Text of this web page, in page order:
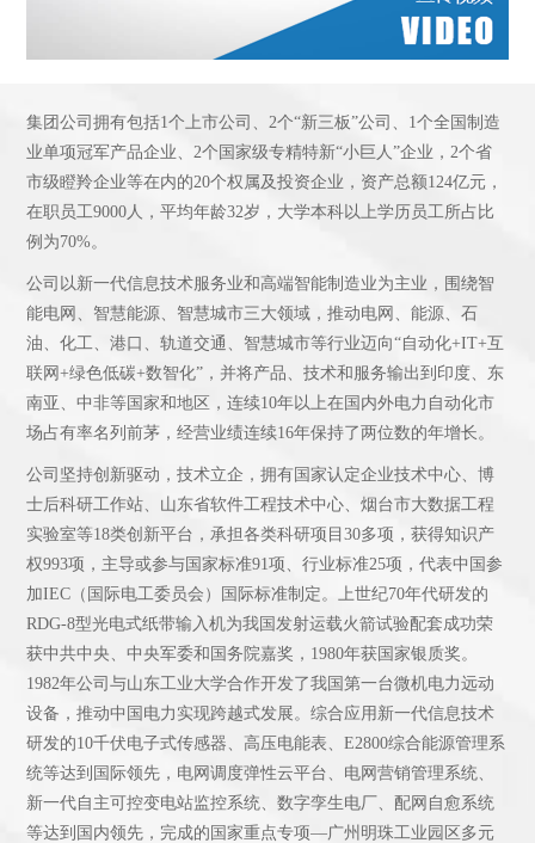
集团公司拥有包括1个上市公司、2个“新三板”公司、1个全国制造
业单项冠军产品企业、2个国家级专精特新“小巨人”企业，2个省
市级瞪羚企业等在内的20个权属及投资企业，资产总额124亿元，
在职员工9000人，平均年龄32岁，大学本科以上学历员工所占比
例为70%。
公司以新一代信息技术服务业和高端智能制造业为主业，围绕智
能电网、智慧能源、智慧城市三大领域，推动电网、能源、石
油、化工、港口、轨道交通、智慧城市等行业迈向“自动化+IT+互
联网+绿色低碳+数智化”，并将产品、技术和服务输出到印度、东
南亚、中非等国家和地区，连续10年以上在国内外电力自动化市
场占有率名列前茅，经营业绩连续16年保持了两位数的年增长。
公司坚持创新驱动，技术立企，拥有国家认定企业技术中心、博
士后科研工作站、山东省软件工程技术中心、烟台市大数据工程
实验室等18类创新平台，承担各类科研项目30多项，获得知识产
权993项，主导或参与国家标准91项、行业标准25项，代表中国参
加IEC（国际电工委员会）国际标准制定。上世纪70年代研发的
RDG-8型光电式纸带输入机为我国发射运载火箭试验配套成功荣
获中共中央、中央军委和国务院嘉奖，1980年获国家银质奖。
1982年公司与山东工业大学合作开发了我国第一台微机电力远动
设备，推动中国电力实现跨越式发展。综合应用新一代信息技术
研发的10千伏电子式传感器、高压电能表、E2800综合能源管理系
统等达到国际领先，电网调度弹性云平台、电网营销管理系统、
新一代自主可控变电站监控系统、数字孪生电厂、配网自愈系统
等达到国内领先，完成的国家重点专项—广州明珠工业园区多元